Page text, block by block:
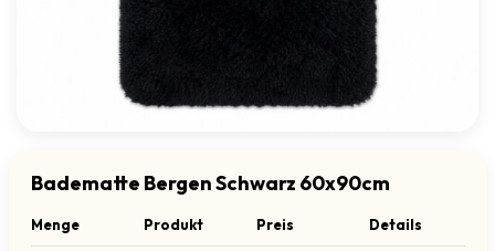
Badematte Bergen Schwarz 60x90cm
Menge Produkt Preis Details